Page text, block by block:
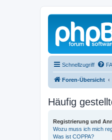
Schnellzugriff
Foren-Übersicht
Häufig
Registrierung und
Wozu muss ich mich
Was ist COPPA?